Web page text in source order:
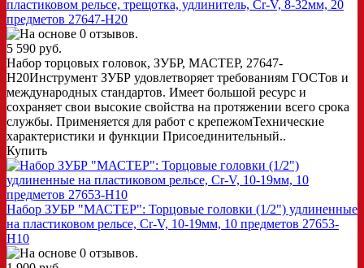
пластиковом рельсе, трещотка, удлинитель, Cr-V, 8-32мм, 20
предметов 27647-H20
5 590 руб.
Набор торцовых головок, ЗУБР, МАСТЕР, 27647-
H20Инструмент ЗУБР удовлетворяет требованиям ГОСТов и
международных стандартов. Имеет большой ресурс и
сохраняет свои высокие свойства на протяжении всего срока
службы. Применяется для работ с крепежомТехнические
характеристики и функции Присоединительный..
Купить
Набор ЗУБР "МАСТЕР": Торцовые головки (1/2") удлиненные
на пластиковом рельсе, Cr-V, 10-19мм, 10 предметов 27653-
H10